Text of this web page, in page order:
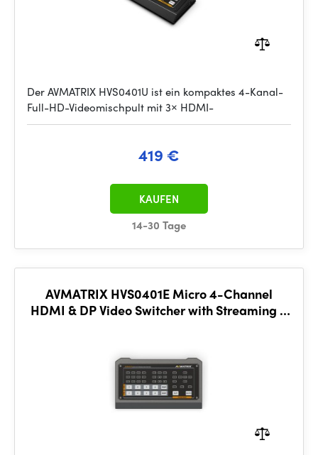
Der AVMATRIX HVS0401U ist ein kompaktes 4-Kanal-
Full-HD-Videomischpult mit 3× HDMI-
419 €
14-30 Tage
KAUFEN
AVMATRIX HVS0401E Micro 4-Channel
HDMI & DP Video Switcher with Streaming &